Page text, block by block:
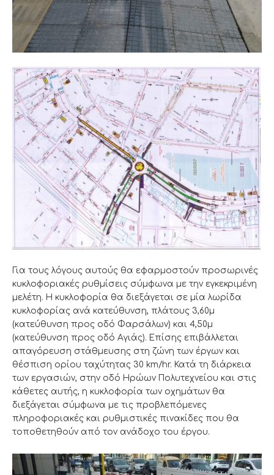
Για τους λόγους αυτούς θα εφαρμοστούν προσωρινές
κυκλοφοριακές ρυθμίσεις σύμφωνα με την εγκεκριμένη
μελέτη. Η κυκλοφορία θα διεξάγεται σε μία λωρίδα
κυκλοφορίας ανά κατεύθυνση, πλάτους 3,60μ
(κατεύθυνση προς οδό Φαρσάλων) και 4,50μ
(κατεύθυνση προς οδό Αγιάς). Επίσης επιβάλλεται
απαγόρευση στάθμευσης στη ζώνη των έργων και
θέσπιση ορίου ταχύτητας 30 km/hr. Κατά τη διάρκεια
των εργασιών, στην οδό Ηρώων Πολυτεχνείου και στις
κάθετες αυτής, η κυκλοφορία των οχημάτων θα
διεξάγεται σύμφωνα με τις προβλεπόμενες
πληροφοριακές και ρυθμιστικές πινακίδες που θα
τοποθετηθούν από τον ανάδοχο του έργου.